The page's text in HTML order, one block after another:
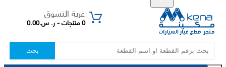
عربة التسوق
0 منتجات - ر. س.0.00
بحث